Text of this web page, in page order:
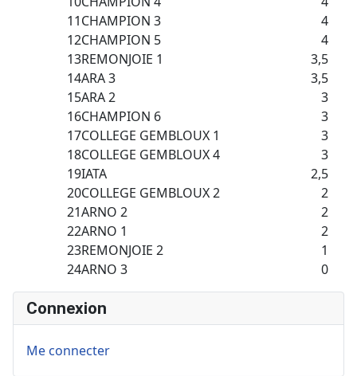
11CHAMPION 3
4
12CHAMPION 5
4
13REMONJOIE 1
3,5
14ARA 3
3,5
15ARA 2
3
16CHAMPION 6
3
17COLLEGE GEMBLOUX 1
3
18COLLEGE GEMBLOUX 4
3
19IATA
2,5
20COLLEGE GEMBLOUX 2
2
21ARNO 2
2
22ARNO 1
2
23REMONJOIE 2
1
24ARNO 3 0
Connexion
Me connecter